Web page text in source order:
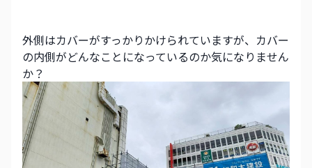
外側はカバーがすっかりかけられていますが、カバー
の内側がどんなことになっているのか気になりません
か？